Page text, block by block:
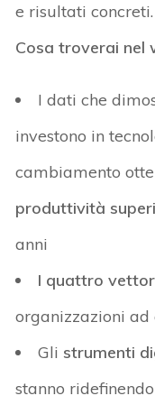
e risultati concreti.
Cosa troverai nel
I dati che
investono in
cambiamento
produttività
anni
I quattro
organizzazioni ad
Gli strumenti
stanno